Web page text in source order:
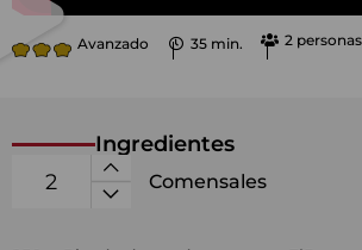
Avanzado 35 min. 2 personas
Ingredientes
Comensales